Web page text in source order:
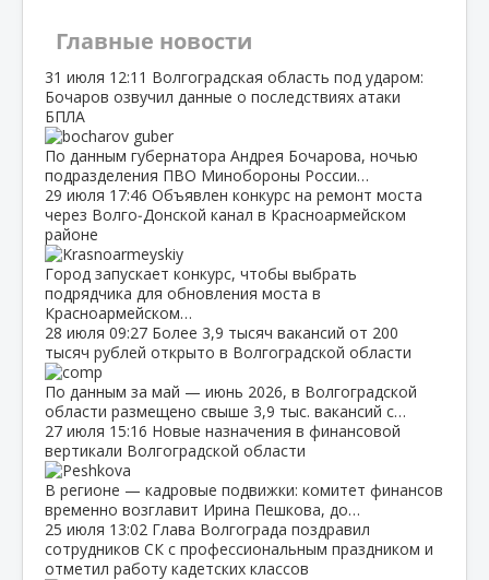
Главные новости
31 июля 12:11 Волгоградская область под ударом:
Бочаров озвучил данные о последствиях атаки
БПЛА
По данным губернатора Андрея Бочарова, ночью
подразделения ПВО Минобороны России…
29 июля 17:46 Объявлен конкурс на ремонт моста
через Волго‑Донской канал в Красноармейском
районе
Город запускает конкурс, чтобы выбрать
подрядчика для обновления моста в
Красноармейском…
28 июля 09:27 Более 3,9 тысяч вакансий от 200
тысяч рублей открыто в Волгоградской области
По данным за май — июнь 2026, в Волгоградской
области размещено свыше 3,9 тыс. вакансий с…
27 июля 15:16 Новые назначения в финансовой
вертикали Волгоградской области
В регионе — кадровые подвижки: комитет финансов
временно возглавит Ирина Пешкова, до…
25 июля 13:02 Глава Волгограда поздравил
сотрудников СК с профессиональным праздником и
отметил работу кадетских классов